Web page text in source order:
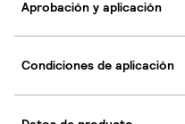
Aprobación y aplicación
Condiciones de aplicación